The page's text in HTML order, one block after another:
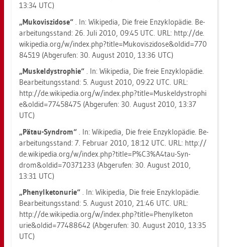
13:34 UTC)
„Mu­ko­vis­zi­do­se“ . In: Wi­ki­pe­dia, Die freie En­zy­klo­pä­die. Be­
ar­bei­tungs­stand: 26. Juli 2010, 09:45 UTC. URL: http://​de.​
wi­ki­pe­dia.​org/​w/​index.​php?​tit​le=Muk​ovis​zido​se&​old​id=770​
8451​9 (Ab­ge­ru­fen: 30. Au­gust 2010, 13:36 UTC)
„Mus­kel­dys­tro­phie“ . In: Wi­ki­pe­dia, Die freie En­zy­klo­pä­die.
Be­ar­bei­tungs­stand: 5. Au­gust 2010, 09:22 UTC. URL:
http://​de.​wi­ki­pe­dia.​org/​w/​index.​php?​tit​le=Mus​keld​ystr​ophi​
e&​old​id=774​5847​5 (Ab­ge­ru­fen: 30. Au­gust 2010, 13:37
UTC)
„Pätau-Syn­drom“ . In: Wi­ki­pe­dia, Die freie En­zy­klo­pä­die. Be­
ar­bei­tungs­stand: 7. Fe­bru­ar 2010, 18:12 UTC. URL: http://​
de.​wi­ki­pe­dia.​org/​w/​index.​php?​tit​le=P%C3%A4t​au-​Syn­
drom&​old​id=703​7123​3 (Ab­ge­ru­fen: 30. Au­gust 2010,
13:31 UTC)
„Phe­nyl­ke­tonu­rie“ . In: Wi­ki­pe­dia, Die freie En­zy­klo­pä­die.
Be­ar­bei­tungs­stand: 5. Au­gust 2010, 21:46 UTC. URL:
http://​de.​wi­ki­pe­dia.​org/​w/​index.​php?​tit​le=Phe​nylk​eton​
urie&​old​id=774​8864​2 (Ab­ge­ru­fen: 30. Au­gust 2010, 13:35
UTC)